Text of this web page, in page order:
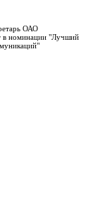
ОАО
в номинации "Лучший